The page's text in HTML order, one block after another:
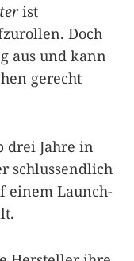
ist
Doch
aus und kann
gerecht
drei Jahre in
schlussendlich
einem Launch-